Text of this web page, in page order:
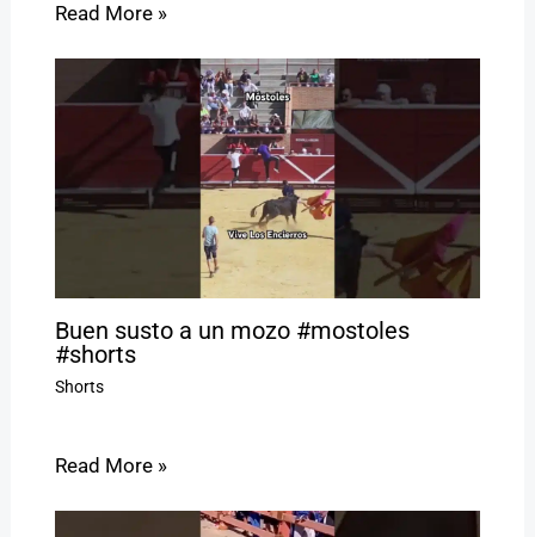
Read More »
Buen susto a un mozo #mostoles
#shorts
Shorts
Read More »